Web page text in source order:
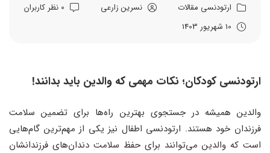
ارتودنسی مقالات نسرین زارعی
ارتودنسی کودکان؛ نکات مهمی که والدین باید بدانند!
والدین همیشه در جستجوی بهترین راه‌ها برای تضمین سلامت
فرزندان خود هستند. ارتودنسی اطفال نیز یکی از مهم‌ترین گام‌هایی
است که والدین می‌توانند برای حفظ سلامت دندان‌های فرزندانشان